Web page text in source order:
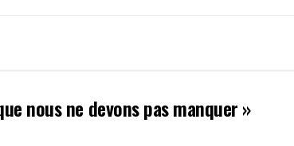
nous ne devons pas manquer »